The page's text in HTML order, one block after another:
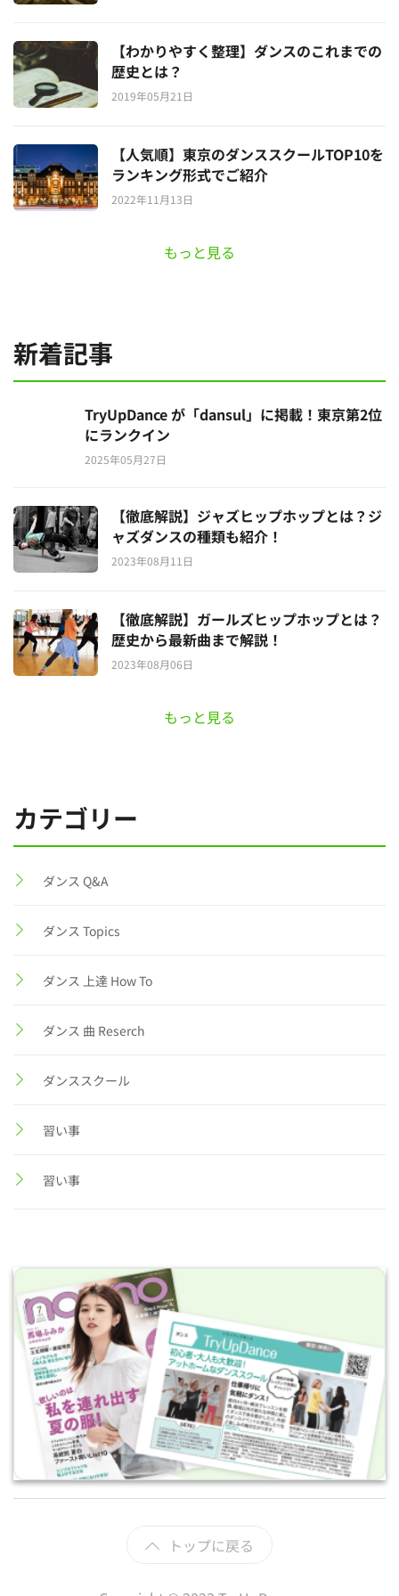
【わかりやすく整理】ダンスのこれまでの
歴史とは？
2019年05月21日
【人気順】東京のダンススクールTOP10を
ランキング形式でご紹介
2022年11月13日
もっと見る
新着記事
TryUpDance が「dansul」に掲載！東京第2位
にランクイン
2025年05月27日
【徹底解説】ジャズヒップホップとは？ジ
ャズダンスの種類も紹介！
2023年08月11日
【徹底解説】ガールズヒップホップとは？
歴史から最新曲まで解説！
2023年08月06日
もっと見る
カテゴリー
ダンス Q&A
ダンス Topics
ダンス 上達 How To
ダンス 曲 Reserch
ダンススクール
習い事
習い事
トップに戻る